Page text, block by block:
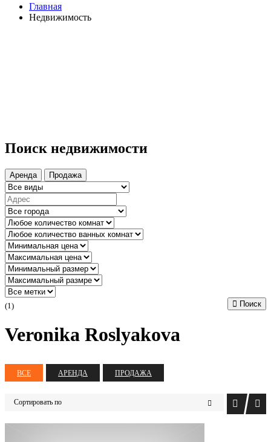
Главная
Недвижимость
Поиск недвижимости
Аренда Продажа
Поиск
(1)
Veronika Roslyakova
ВСЕ АРЕНДА ПРОДАЖА
Сортировать по